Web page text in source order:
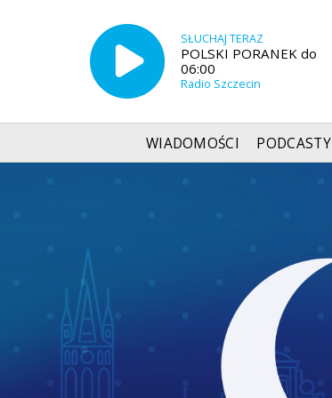
SŁUCHAJ TERAZ
POLSKI PORANEK do
06:00
Radio Szczecin
WIADOMOŚCI PODCASTY